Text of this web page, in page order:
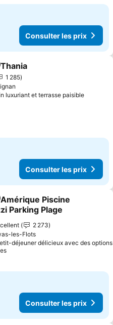
Consulter les prix
à mes favoris
1 285
luxuriant et terrasse paisible
Consulter les prix
à mes favoris
Piscine
Parking Plage
les prix
2 273
les-Flots
déjeuner délicieux avec des options
Consulter les prix